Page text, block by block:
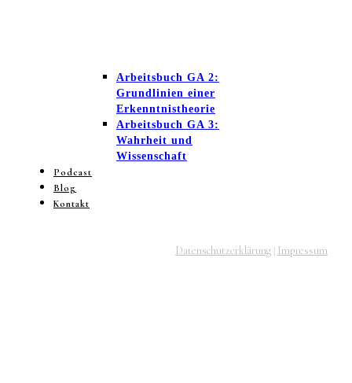
Arbeitsbuch GA 2:
Grundlinien einer
Erkenntnistheorie
Arbeitsbuch GA 3:
Wahrheit und
Wissenschaft
Podcast
Blog
Kontakt
Datenschutzerklärung | Impressum